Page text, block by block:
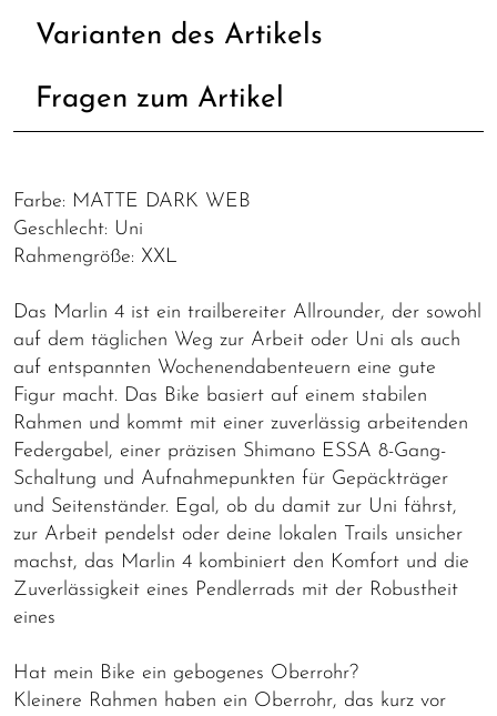
Varianten des Artikels
Fragen zum Artikel
Farbe: MATTE DARK WEB
Geschlecht: Uni
Rahmengröße: XXL
Das Marlin 4 ist ein trailbereiter Allrounder, der sowohl
auf dem täglichen Weg zur Arbeit oder Uni als auch
auf entspannten Wochenendabenteuern eine gute
Figur macht. Das Bike basiert auf einem stabilen
Rahmen und kommt mit einer zuverlässig arbeitenden
Federgabel, einer präzisen Shimano ESSA 8-Gang-
Schaltung und Aufnahmepunkten für Gepäckträger
und Seitenständer. Egal, ob du damit zur Uni fährst,
zur Arbeit pendelst oder deine lokalen Trails unsicher
machst, das Marlin 4 kombiniert den Komfort und die
Zuverlässigkeit eines Pendlerrads mit der Robustheit
eines
Hat mein Bike ein gebogenes Oberrohr?
Kleinere Rahmen haben ein Oberrohr, das kurz vor